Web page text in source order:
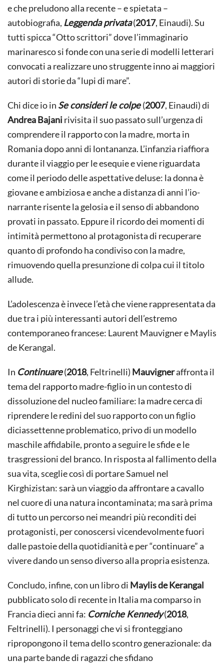
e che preludono alla recente – e spietata –
autobiografia, Leggenda privata(2017, Einaudi). Su
tutti spicca “Otto scrittori” dove l’immaginario
marinaresco si fonde con una serie di modelli letterari
convocati a realizzare uno struggente inno ai maggiori
autori di storie da “lupi di mare”.
Chi dice io in Se consideri le colpe (2007, Einaudi) di
Andrea Bajanirivisita il suo passato sull’urgenza di
comprendere il rapporto con la madre, morta in
Romania dopo anni di lontananza. L’infanzia riaffiora
durante il viaggio per le esequie e viene riguardata
come il periodo delle aspettative deluse: la donna è
giovane e ambiziosa e anche a distanza di anni l’io-
narrante risente la gelosia e il senso di abbandono
provati in passato. Eppure il ricordo dei momenti di
intimità permettono al protagonista di recuperare
quanto di profondo ha condiviso con la madre,
rimuovendo quella presunzione di colpa cui il titolo
allude.
L’adolescenza è invece l’età che viene rappresentata da
due tra i più interessanti autori dell’estremo
contemporaneo francese: Laurent Mauvigner e Maylis
de Kerangal.
In Continuare(2018, Feltrinelli) Mauvigneraffronta il
tema del rapporto madre-figlio in un contesto di
dissoluzione del nucleo familiare: la madre cerca di
riprendere le redini del suo rapporto con un figlio
diciassettenne problematico, privo di un modello
maschile affidabile, pronto a seguire le sfide e le
trasgressioni del branco. In risposta al fallimento della
sua vita, sceglie così di portare Samuel nel
Kirghizistan: sarà un viaggio da affrontare a cavallo
nel cuore di una natura incontaminata; ma sarà prima
di tutto un percorso nei meandri più reconditi dei
protagonisti, per conoscersi vicendevolmente fuori
dalle pastoie della quotidianità e per “continuare” a
vivere dando un senso diverso alla propria esistenza.
Concludo, infine, con un libro di Maylis de Kerangal
pubblicato solo di recente in Italia ma comparso in
Francia dieci anni fa: Corniche Kennedy(2018,
Feltrinelli). I personaggi che vi si fronteggiano
ripropongono il tema dello scontro generazionale: da
una parte bande di ragazzi che sfidano